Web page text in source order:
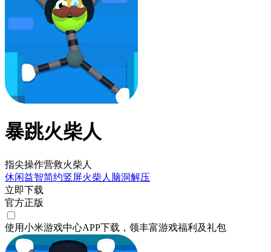
暴跳火柴人
指尖操作营救火柴人
休闲益智简约竖屏火柴人 脑洞解压
立即下载
官方正版
使用小米游戏中心APP下载 ，领丰富游戏福利 及礼包